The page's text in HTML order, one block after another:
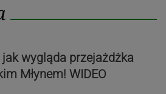
jak wygląda przejażdżka
Młynem! WIDEO